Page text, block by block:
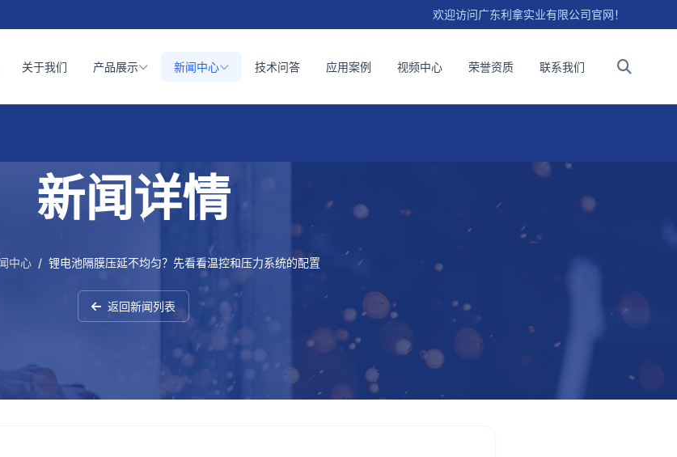
欢迎访问广东利拿实业有限公司官网！
关于我们 产品展示 新闻中心 技术问答 应用案例 视频中心 荣誉资质 联系我们
新闻详情
中心 / 锂电池隔膜压延不均匀？先看看温控和压力系统的配置
返回新闻列表